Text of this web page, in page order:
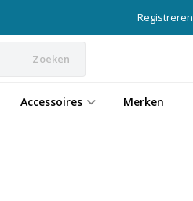
Registreren
Zoeken
Accessoires Merken